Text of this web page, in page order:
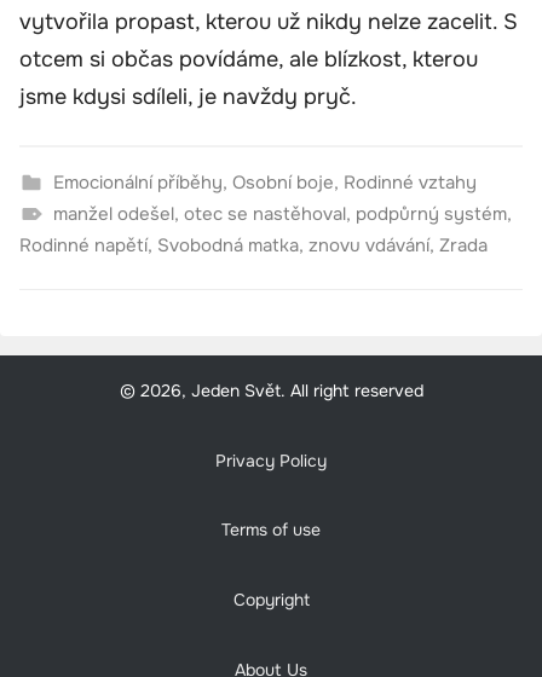
vytvořila propast, kterou už nikdy nelze zacelit. S
otcem si občas povídáme, ale blízkost, kterou
jsme kdysi sdíleli, je navždy pryč.
Emocionální příběhy, Osobní boje, Rodinné vztahy
manžel odešel, otec se nastěhoval, podpůrný systém,
Rodinné napětí, Svobodná matka, znovu vdávání, Zrada
© 2026, Jeden Svět. All right reserved
Privacy Policy
Terms of use
Copyright
About Us